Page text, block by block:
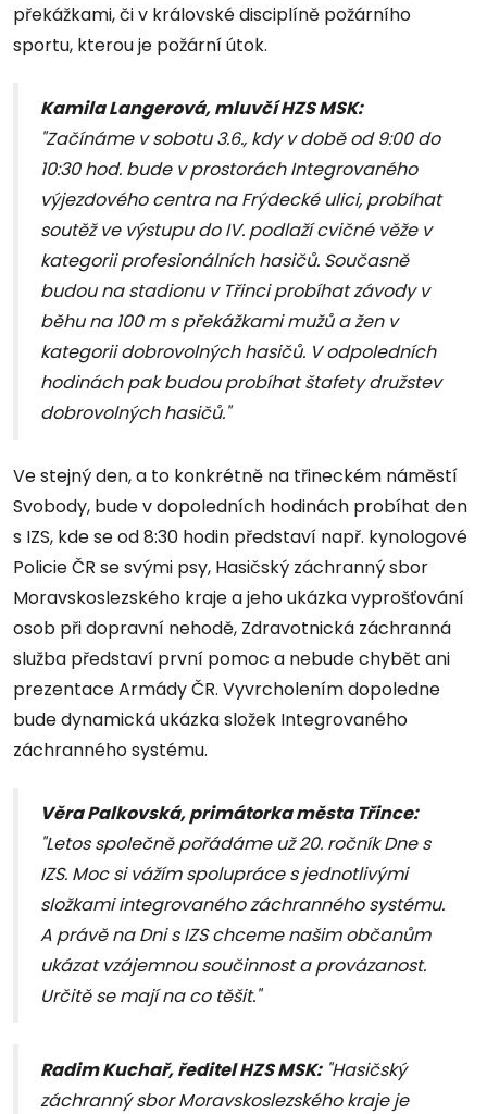
překážkami, či v královské disciplíně požárního
sportu, kterou je požární útok.
Kamila Langerová, mluvčí HZS MSK:
"Začínáme v sobotu 3.6., kdy v době od 9:00 do
10:30 hod. bude v prostorách Integrovaného
výjezdového centra na Frýdecké ulici, probíhat
soutěž ve výstupu do IV. podlaží cvičné věže v
kategorii profesionálních hasičů. Současně
budou na stadionu v Třinci probíhat závody v
běhu na 100 m s překážkami mužů a žen v
kategorii dobrovolných hasičů. V odpoledních
hodinách pak budou probíhat štafety družstev
dobrovolných hasičů."
Ve stejný den, a to konkrétně na třineckém náměstí
Svobody, bude v dopoledních hodinách probíhat den
s IZS, kde se od 8:30 hodin představí např. kynologové
Policie ČR se svými psy, Hasičský záchranný sbor
Moravskoslezského kraje a jeho ukázka vyprošťování
osob při dopravní nehodě, Zdravotnická záchranná
služba představí první pomoc a nebude chybět ani
prezentace Armády ČR. Vyvrcholením dopoledne
bude dynamická ukázka složek Integrovaného
záchranného systému.
Věra Palkovská, primátorka města Třince:
"Letos společně pořádáme už 20. ročník Dne s
IZS. Moc si vážím spolupráce s jednotlivými
složkami integrovaného záchranného systému.
A právě na Dni s IZS chceme našim občanům
ukázat vzájemnou součinnost a provázanost.
Určitě se mají na co těšit."
Radim Kuchař, ředitel HZS MSK:"Hasičský
záchranný sbor Moravskoslezského kraje je